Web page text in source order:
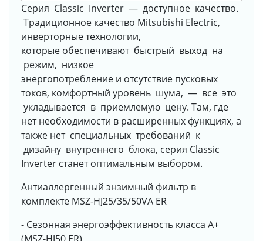
Серия Classic Inverter — доступное качество.
Традиционное качество Mitsubishi Electric,
инверторные технологии,
которые обеспечивают быстрый выход на
режим, низкое
энергопотребление и отсутствие пусковых
токов, комфортный уровень шума, — все это
укладывается в приемлемую цену. Там, где
нет необходимости в расширенных функциях, а
также нет специальных требований к
дизайну внутреннего блока, серия Classic
Inverter станет оптимальным выбором.
Антиаллергенный энзимный фильтр в
комплекте MSZ-HJ25/35/50VA ER
- Сезонная энергоэффективность класса А+